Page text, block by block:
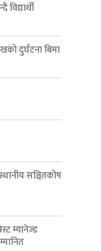
दुर्घटना बिमा
सञ्चितकोष
म्यानेज्ड